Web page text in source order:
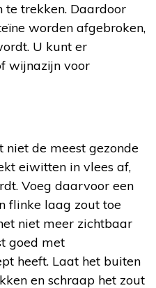
trekken. Daardoor
worden afgebroken,
U kunt er
wijnazijn voor
niet de meest gezonde
eiwitten in vlees af,
Voeg daarvoor een
flinke laag zout toe
niet meer zichtbaar
goed met
heeft. Laat het buiten
en schraap het zout